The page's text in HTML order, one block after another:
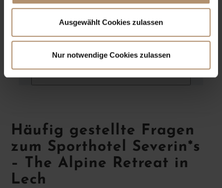
Ausgewählt Cookies zulassen
Nur notwendige Cookies zulassen
Accordion Ausstattung „TechnoGym“
Cardio-Ausdauer- und Kraftgeräte
f
Häufig gestellte Fragen
zum Sporthotel Severin*s
– The Alpine Retreat in
Lech